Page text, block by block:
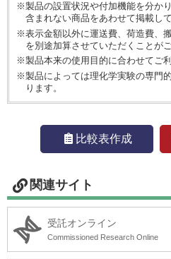
※製品の設置状況や付加機能を分か
含まれない商品をあわせて掲載し
※表示金額以外に運送費、荷造費、
を別途加算させていただくことが
※製品本来の使用目的に合わせてご利
※製品によっては理化学実験の専門
ります。
比較表作成
関連サイト
受託オンライン
Commissioned Research Online